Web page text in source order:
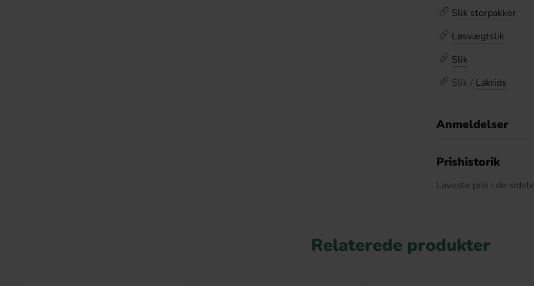
Slik storpakker
Løsvægtslik
Slik
Slik / Lakrids
Anmeldelser
Prishistorik
Laveste pris i de
Relaterede produkter